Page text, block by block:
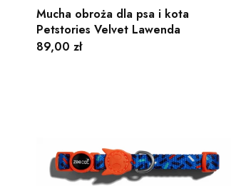
Mucha obroża dla psa i kota
Petstories Velvet Lawenda
Cena
89,00 zł